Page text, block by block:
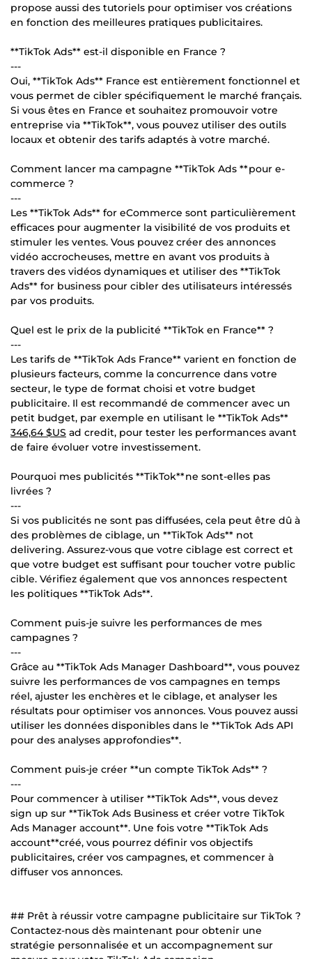
propose aussi des tutoriels pour optimiser vos créations
en fonction des meilleures pratiques publicitaires.
**TikTok Ads** est-il disponible en France ?
---
Oui, **TikTok Ads** France est entièrement fonctionnel et
vous permet de cibler spécifiquement le marché français.
Si vous êtes en France et souhaitez promouvoir votre
entreprise via **TikTok**, vous pouvez utiliser des outils
locaux et obtenir des tarifs adaptés à votre marché.
Comment lancer ma campagne **TikTok Ads **pour e-
commerce ?
---
Les **TikTok Ads** for eCommerce sont particulièrement
efficaces pour augmenter la visibilité de vos produits et
stimuler les ventes. Vous pouvez créer des annonces
vidéo accrocheuses, mettre en avant vos produits à
travers des vidéos dynamiques et utiliser des **TikTok
Ads** for business pour cibler des utilisateurs intéressés
par vos produits.
Quel est le prix de la publicité **TikTok en France** ?
---
Les tarifs de **TikTok Ads France** varient en fonction de
plusieurs facteurs, comme la concurrence dans votre
secteur, le type de format choisi et votre budget
publicitaire. Il est recommandé de commencer avec un
petit budget, par exemple en utilisant le **TikTok Ads**
346,64 $US ad credit, pour tester les performances avant
de faire évoluer votre investissement.
Pourquoi mes publicités **TikTok**ne sont-elles pas
livrées ?
---
Si vos publicités ne sont pas diffusées, cela peut être dû à
des problèmes de ciblage, un **TikTok Ads** not
delivering. Assurez-vous que votre ciblage est correct et
que votre budget est suffisant pour toucher votre public
cible. Vérifiez également que vos annonces respectent
les politiques **TikTok Ads**.
Comment puis-je suivre les performances de mes
campagnes ?
---
Grâce au **TikTok Ads Manager Dashboard**, vous pouvez
suivre les performances de vos campagnes en temps
réel, ajuster les enchères et le ciblage, et analyser les
résultats pour optimiser vos annonces. Vous pouvez aussi
utiliser les données disponibles dans le **TikTok Ads API
pour des analyses approfondies**.
Comment puis-je créer **un compte TikTok Ads** ?
---
Pour commencer à utiliser **TikTok Ads**, vous devez
sign up sur **TikTok Ads Business et créer votre TikTok
Ads Manager account**. Une fois votre **TikTok Ads
account**créé, vous pourrez définir vos objectifs
publicitaires, créer vos campagnes, et commencer à
diffuser vos annonces.
## Prêt à réussir votre campagne publicitaire sur TikTok ?
Contactez-nous dès maintenant pour obtenir une
stratégie personnalisée et un accompagnement sur